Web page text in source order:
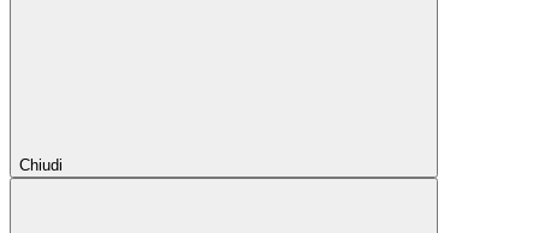
Chiudi